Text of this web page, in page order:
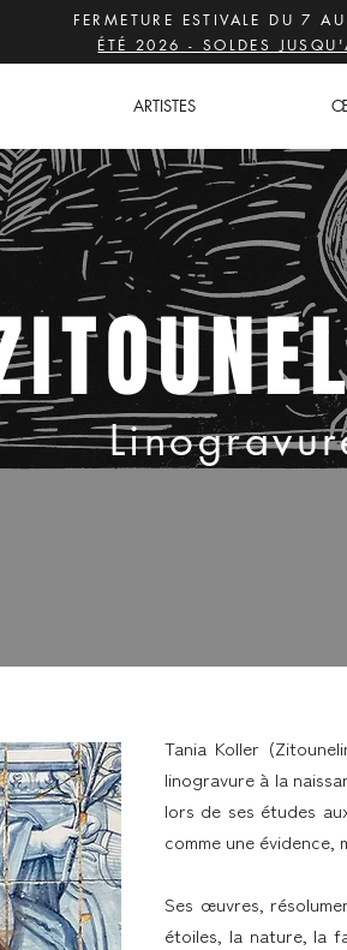
FERMETURE ESTIVALE DU 7
ÉTÉ 2026 - SOLDES
ARTISTES
Tania Koller
linogravure à la
lors de ses études
comme une
Ses œuvres,
étoiles, la nature, la